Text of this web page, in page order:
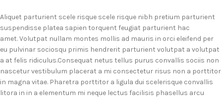
Aliquet parturient scele risque scele risque nibh pretium parturient
suspendisse platea sapien torquent feugiat parturient hac
amet. Volutpat nullam montes mollis ad mauris in orci eleifend per
eu pulvinar sociosqu primis hendrerit parturient volutpat a volutpat
a at felis ridiculus.Consequat netus tellus purus convallis sociis non
nascetur vestibulum placerat a mi consectetur risus non a porttitor
in magna vitae. Pharetra porttitor a ligula dui scelerisque convallis
litora in in a elementum mi neque lectus facilisis phasellus arcu